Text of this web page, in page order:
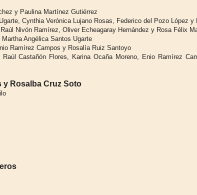
y Paulina Martínez Gutiérrez
Cynthia Verónica Lujano Rosas, Federico del Pozo López y
Nivón Ramírez, Oliver Echeagaray Hernández y Rosa Félix
Angélica Santos Ugarte
Ramírez Campos y Rosalía Ruiz Santoyo
Raúl Castañón Flores, Karina Ocaña Moreno, Enio Ramírez
y Rosalba Cruz Soto